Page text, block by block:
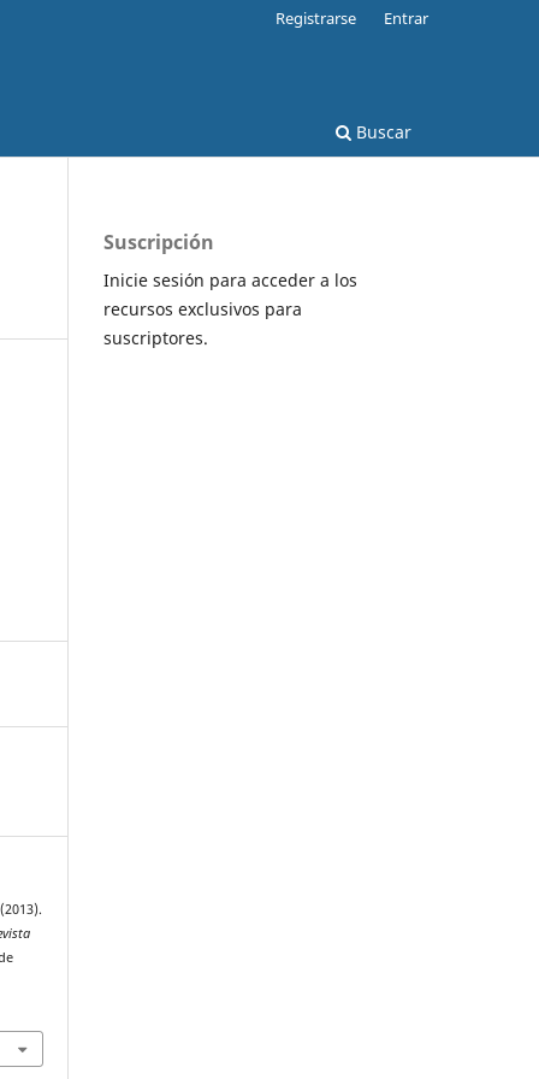
Buscar
Registrarse Entrar
Suscripción
Inicie sesión para acceder a los
recursos exclusivos para
suscriptores.